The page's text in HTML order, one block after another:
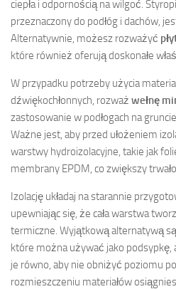
ciepła i odpornością na wilgoć.
przeznaczony do podłóg i dachów,
Alternatywnie, możesz rozważyć
które również oferują doskonałe
W przypadku potrzeby użycia
dźwiękochłonnych, rozważ wełnę
zastosowanie w podłogach na
Ważne jest, aby przed ułożeniem
warstwy hydroizolacyjne, takie jak
membrany EPDM, co zwiększy
Izolację układaj na starannie
upewniając się, że cała warstwa
termiczne. Wyjątkową alternatywą są
które można używać jako podsypkę,
je równo, aby nie obniżyć poziomu
rozmieszczeniu materiałów